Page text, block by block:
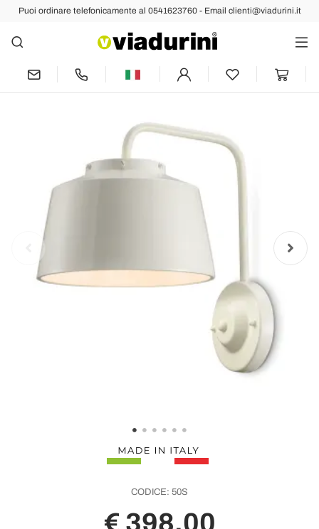
Puoi ordinare telefonicamente al 0541623760 - Email clienti@viadurini.it
Indietro Prec Succ
Applique a Muro Metallo e Ceramica
Artigianale con Doppia Apertura - 50S
CODICE: 50S
€ 398,00